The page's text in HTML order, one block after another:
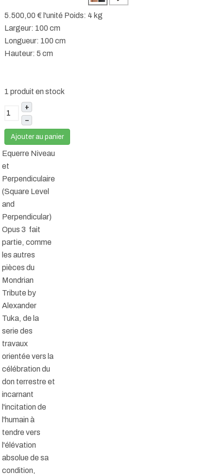
5.500,00 € l'unité Poids: 4 kg
Largeur: 100 cm
Longueur: 100 cm
Hauteur: 5 cm
1 produit en stock
+
–
Ajouter au panier
Equerre Niveau
et
Perpendiculaire
(Square Level
and
Perpendicular)
Opus 3 fait
partie, comme
les autres
pièces du
Mondrian
Tribute by
Alexander
Tuka, de la
serie des
travaux
orientée vers la
célébration du
don terrestre et
incarnant
l'incitation de
l'humain à
tendre vers
l'élévation
absolue de sa
condition,